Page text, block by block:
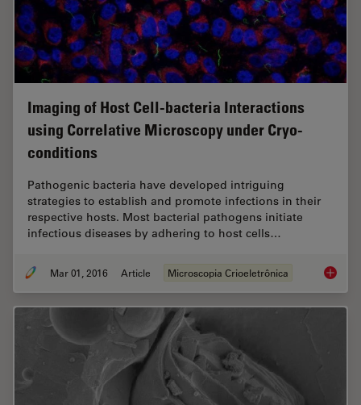
Imaging of Host Cell-bacteria Interactions
using Correlative Microscopy under Cryo-
conditions
Pathogenic bacteria have developed intriguing
strategies to establish and promote infections in their
respective hosts. Most bacterial pathogens initiate
infectious diseases by adhering to host cells…
Mar 01, 2016 Article Microscopia Crioeletrônica